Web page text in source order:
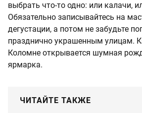
выбрать что-то одно: или калачи,
Обязательно записывайтесь на
дегустации, а потом не забудьте
празднично украшенным улицам.
Коломне открывается шумная
ярмарка.
ЧИТАЙТЕ ТАКЖЕ